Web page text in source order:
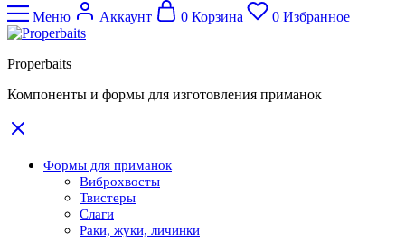
Меню Аккаунт 0 Корзина 0 Избранное
Properbaits
Компоненты и формы для изготовления приманок
Формы для приманок
Виброхвосты
Твистеры
Слаги
Раки, жуки, личинки